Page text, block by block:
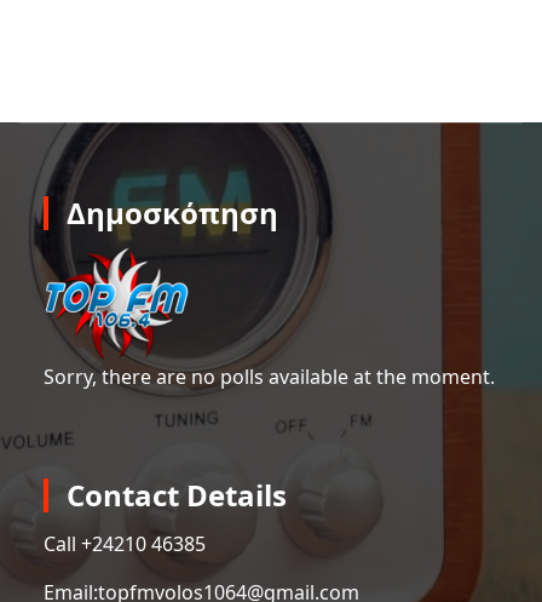
Δημοσκόπηση
Sorry, there are no polls available at the moment.
Contact Details
Call +24210 46385
Email:topfmvolos1064@gmail.com